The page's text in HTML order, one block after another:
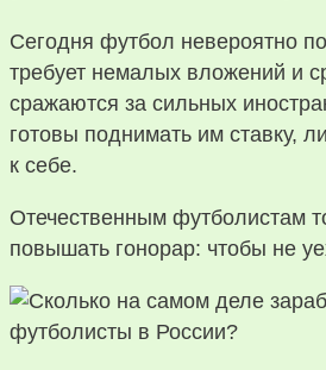
Сегодня футбол невероятно
требует немалых вложений и
сражаются за сильных
готовы поднимать им ставку,
к себе.
Отечественным футболистам
повышать гонорар: чтобы не